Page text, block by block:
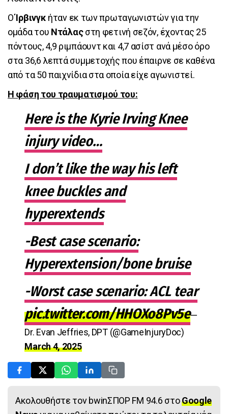
ΟΊρβινγκ ήταν εκ των πρωταγωνιστών για την
ομάδα του Ντάλαςστη φετινή σεζόν, έχοντας 25
πόντους, 4,9 ριμπάουντ και 4,7 ασίστ ανά μέσο όρο
στα 36,6 λεπτά συμμετοχής που έπαιρνε σε καθένα
από τα 50 παιχνίδια στα οποία είχε αγωνιστεί.
Η φάση του τραυματισμού του:
Here is the Kyrie Irving Knee
injury video…
I don’t like the way his left
knee buckles and
hyperextends
-Best case scenario:
Hyperextension/bone bruise
-Worst case scenario: ACL tear
pic.twitter.com/HHOXo8Pv5e—
Dr. Evan Jeffries, DPT (@GameInjuryDoc)
March 4, 2025
Ακολουθήστε τον bwinΣΠΟΡ FM 94.6 στοGoogle